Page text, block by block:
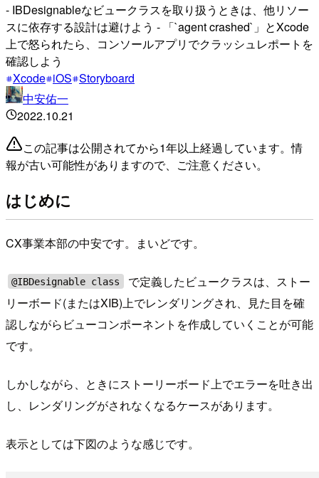
- IBDesignableなビュークラスを取り扱うときは、他リソー
スに依存する設計は避けよう - 「`agent crashed`」とXcode
上で怒られたら、コンソールアプリでクラッシュレポートを
確認しよう
Xcode iOS Storyboard
中安佑一
2022.10.21
この記事は公開されてから1年以上経過しています。情
報が古い可能性がありますので、ご注意ください。
はじめに
CX事業本部の中安です。まいどです。
@IBDesignable class
で定義したビュークラスは、ストー
リーボード(またはXIB)上でレンダリングされ、見た目を確
認しながらビューコンポーネントを作成していくことが可能
です。
しかしながら、ときにストーリーボード上でエラーを吐き出
し、レンダリングがされなくなるケースがあります。
表示としては下図のような感じです。